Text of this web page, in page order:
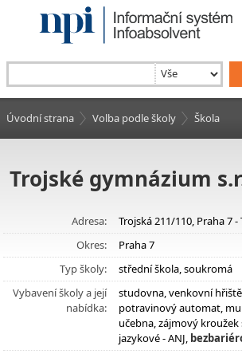
Úvodní strana Volba podle školy Škola
Trojské gymnázium
Adresa:
Trojská 211/110, Praha 7 -
Okres:
Praha 7
Typ školy:
střední škola, soukromá
Vybavení školy a její
nabídka:
studovna, venkovní
potravinový automat,
učebna, zájmový
jazykové - ANJ,